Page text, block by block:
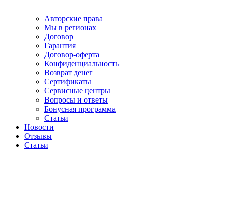
Авторские права
Мы в регионах
Договор
Гарантия
Договор-оферта
Конфиденциальность
Возврат денег
Сертификаты
Сервисные центры
Вопросы и ответы
Бонусная программа
Статьи
Новости
Отзывы
Статьи